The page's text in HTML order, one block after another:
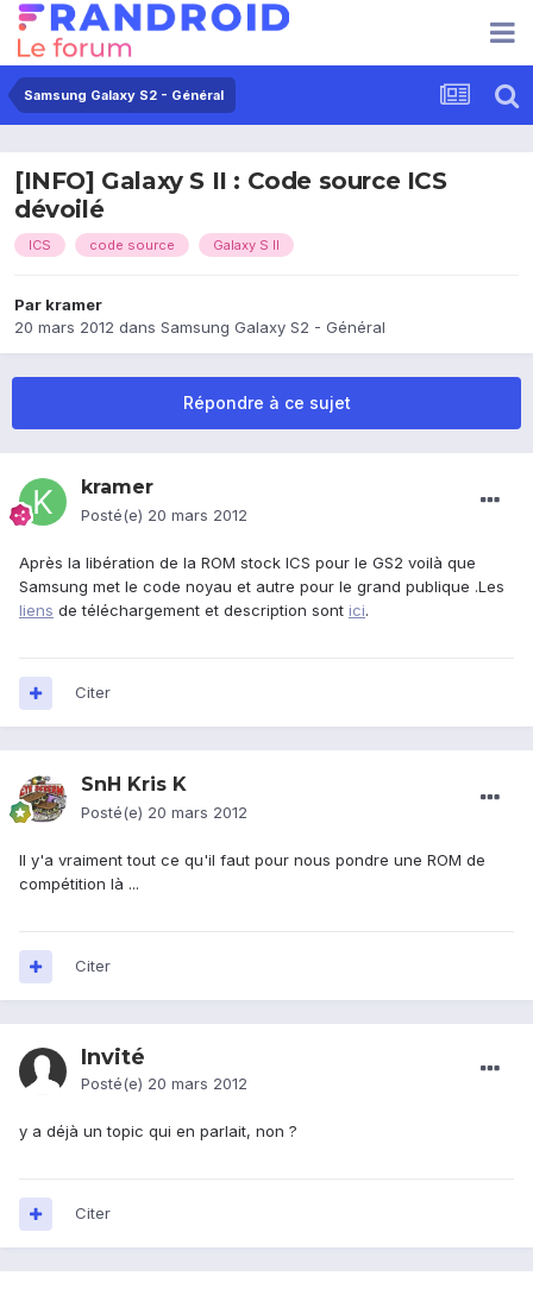
Samsung Galaxy S2 - Général
[INFO] Galaxy S II : Code source ICS
dévoilé
ICS code source Galaxy S II
Par kramer
20 mars 2012 dans Samsung Galaxy S2 - Général
Répondre à ce sujet
kramer
Posté(e) 20 mars 2012
Après la libération de la ROM stock ICS pour le GS2 voilà que
Samsung met le code noyau et autre pour le grand publique .Les
liens de téléchargement et description sont ici.
Citer
SnH Kris K
Posté(e) 20 mars 2012
Il y'a vraiment tout ce qu'il faut pour nous pondre une ROM de
compétition là ...
Citer
Invité
Posté(e) 20 mars 2012
y a déjà un topic qui en parlait, non ?
Citer